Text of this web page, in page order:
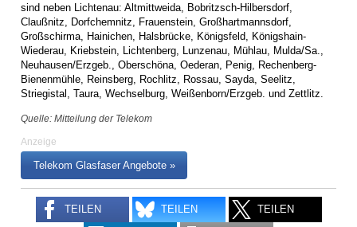
sind neben Lichtenau: Altmittweida, Bobritzsch-Hilbersdorf,
Claußnitz, Dorfchemnitz, Frauenstein, Großhartmannsdorf,
Großschirma, Hainichen, Halsbrücke, Königsfeld, Königshain-
Wiederau, Kriebstein, Lichtenberg, Lunzenau, Mühlau, Mulda/Sa.,
Neuhausen/Erzgeb., Oberschöna, Oederan, Penig, Rechenberg-
Bienenmühle, Reinsberg, Rochlitz, Rossau, Sayda, Seelitz,
Striegistal, Taura, Wechselburg, Weißenborn/Erzgeb. und Zettlitz.
Quelle: Mitteilung der Telekom
Anzeige
Telekom Glasfaser Angebote »
TEILEN TEILEN TEILEN